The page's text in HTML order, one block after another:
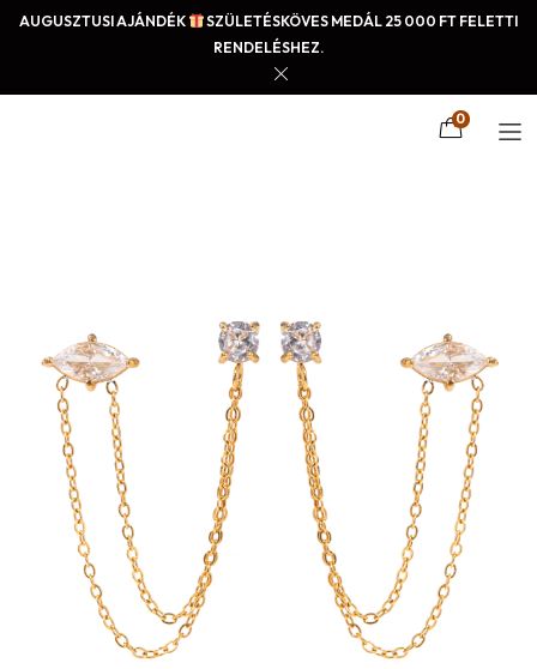
AUGUSZTUSI AJÁNDÉK
SZÜLETÉSKÖVES MEDÁL 25 000 FT FELETTI
RENDELÉSHEZ.
0